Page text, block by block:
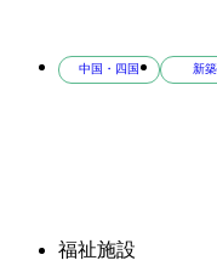
中国・四国 新築
福祉施設